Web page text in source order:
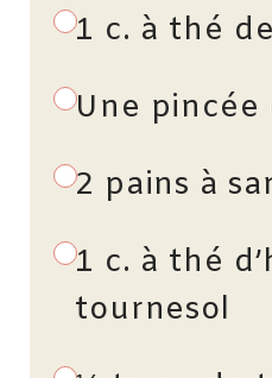
1 c. à thé
Une pincée
2 pains à
1 c. à thé
tournesol